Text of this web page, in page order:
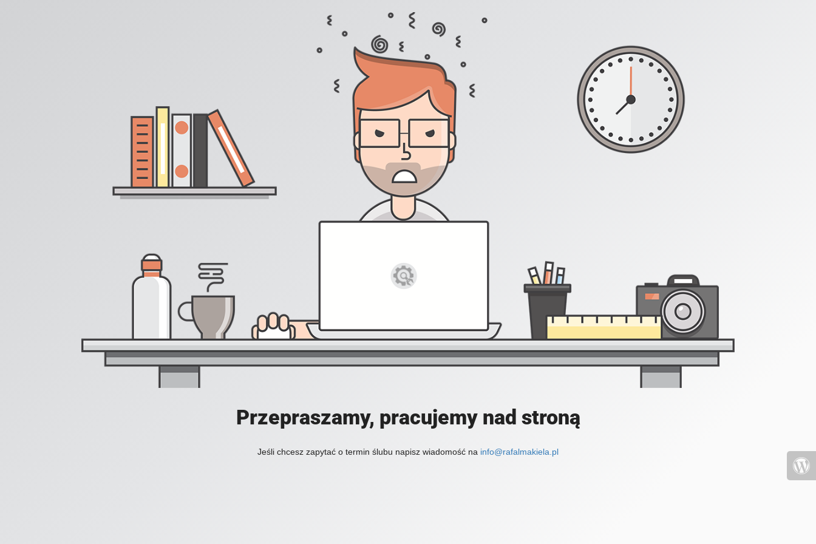
Przepraszamy, pracujemy nad stroną
Jeśli chcesz zapytać o termin ślubu napisz wiadomość na info@rafalmakiela.pl